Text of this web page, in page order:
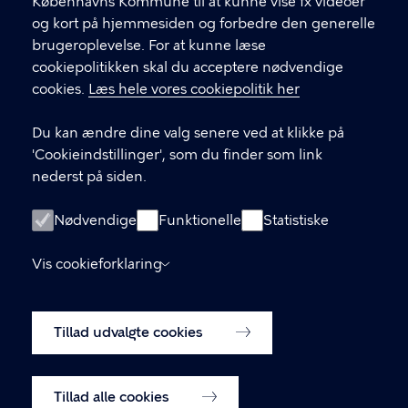
og kort på hjemmesiden og forbedre den generelle
brugeroplevelse. For at kunne læse
cookiepolitikken skal du acceptere nødvendige
cookies. Læs hele vores cookiepolitik her
Du kan ændre dine valg senere ved at klikke på
'Cookieindstillinger', som du finder som link
nederst på siden.
Nødvendige Funktionelle Statistiske
Vis cookieforklaring
Tillad udvalgte cookies
Tillad alle cookies
KONTAKT
Børne- og ungdomsforvaltningen
LINKS
Login som leverandør
Oprettelse af leverandør-konto
Cookiepolitik
Cookieindstillinger